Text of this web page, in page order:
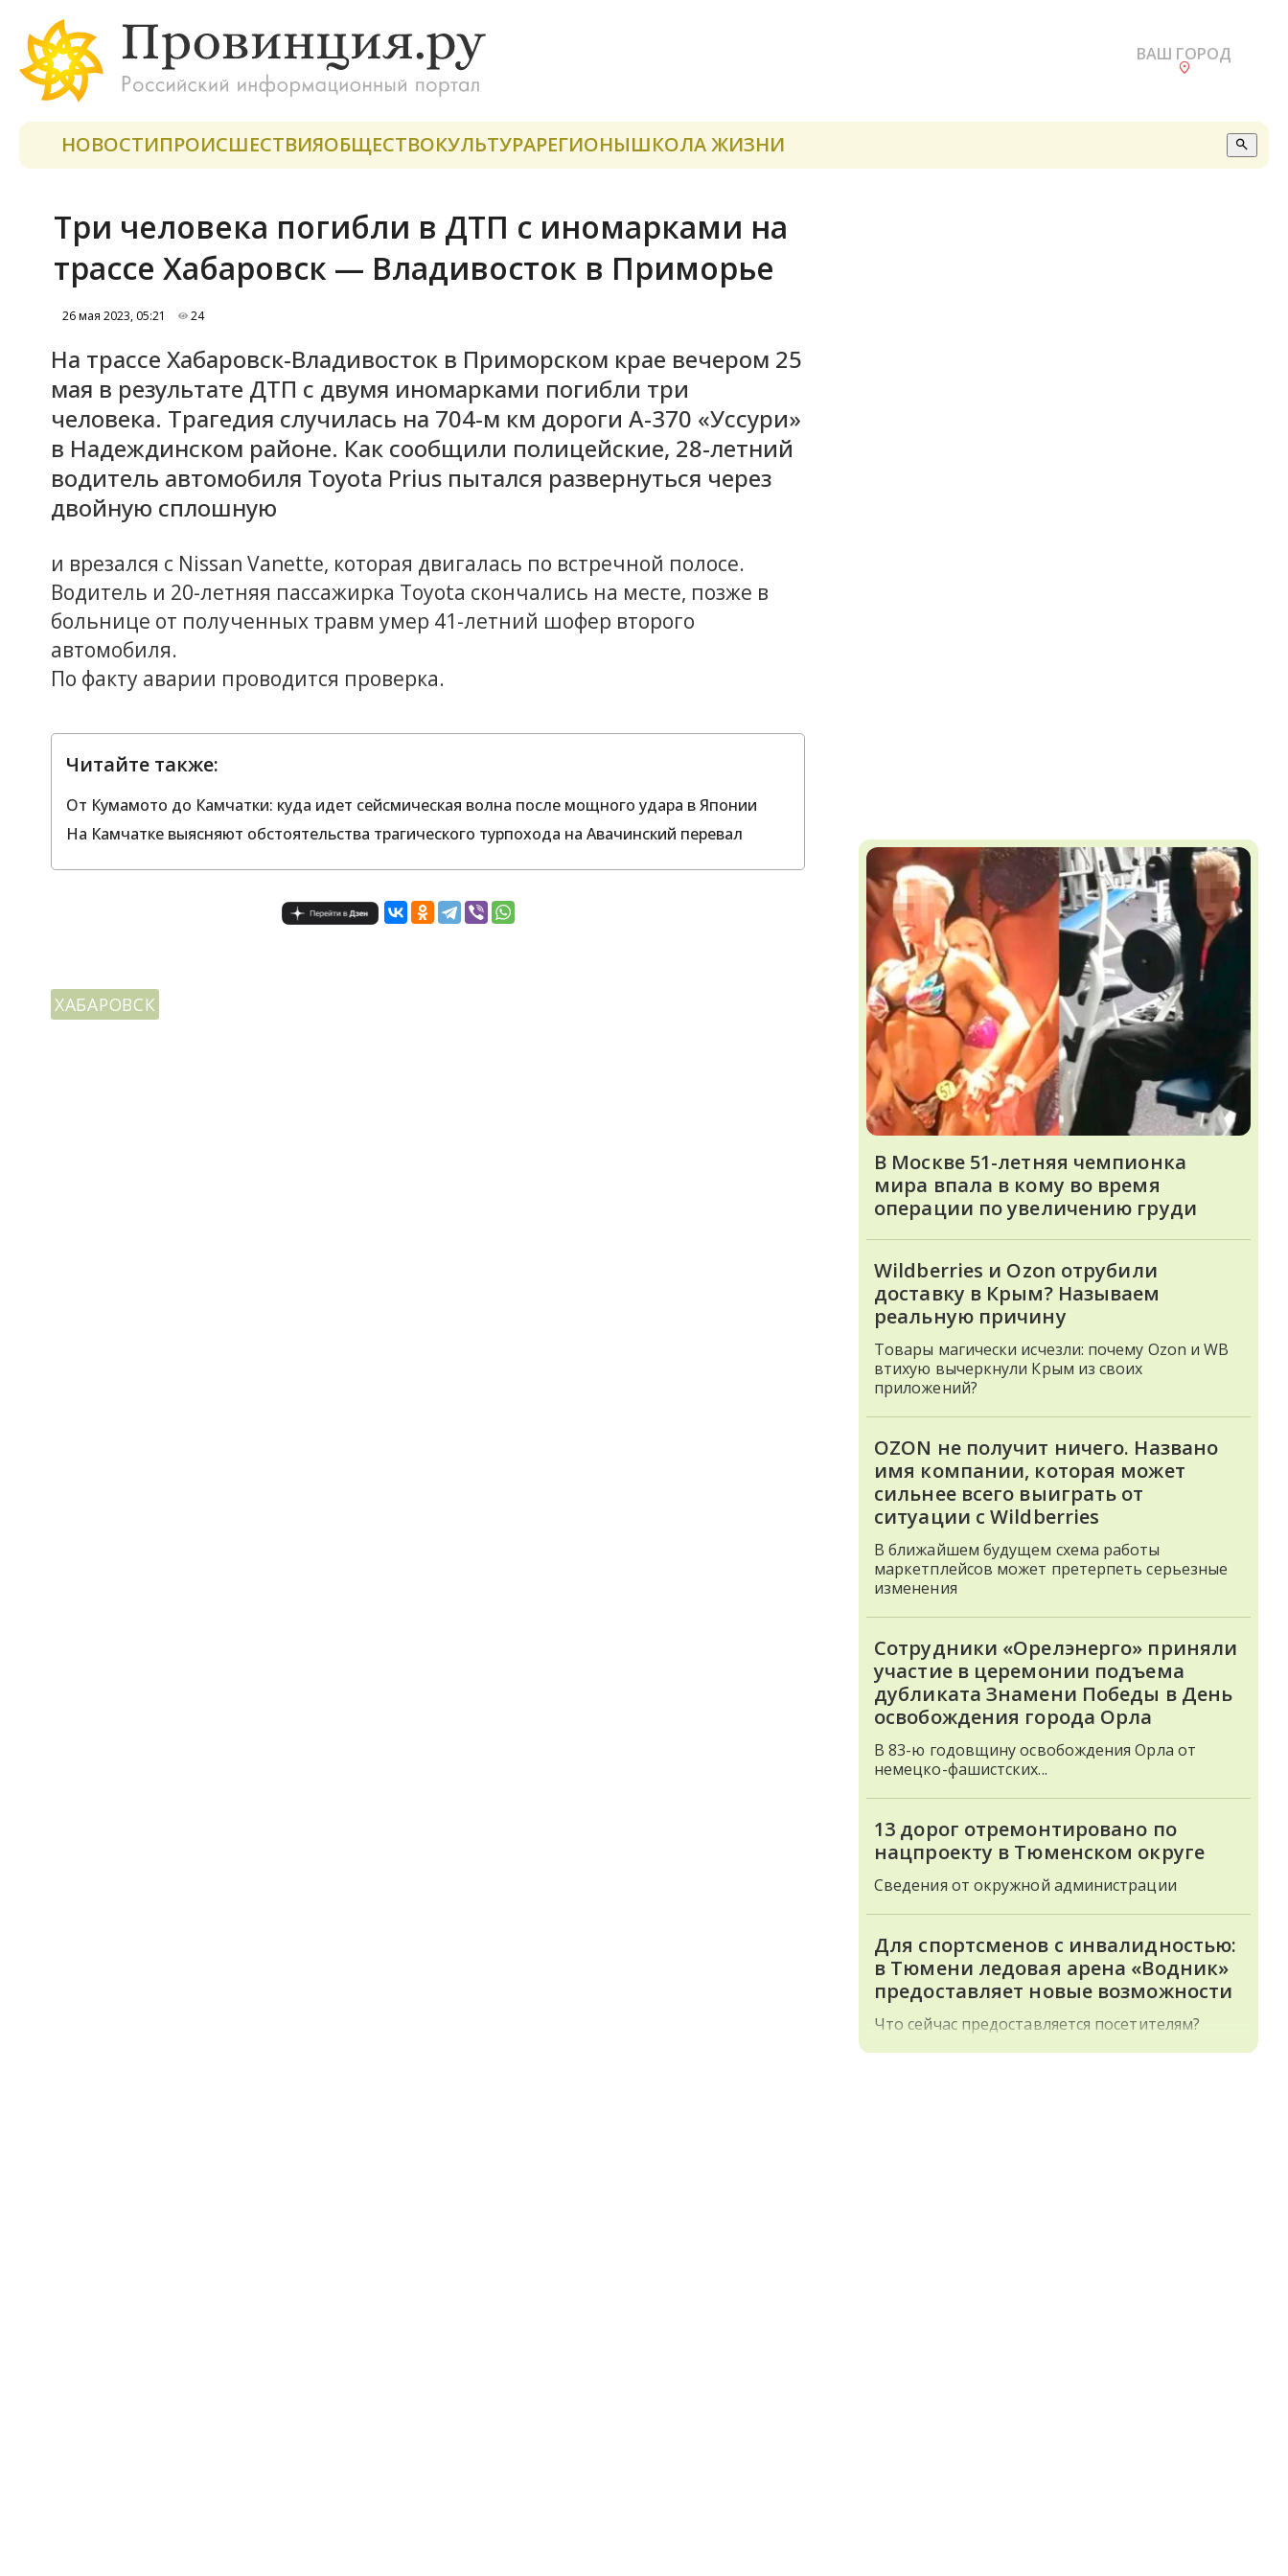
ВАШ ГОРОД
НОВОСТИПРОИСШЕСТВИЯОБЩЕСТВОКУЛЬТУРАРЕГИОНЫШКОЛА ЖИЗНИ
Три человека погибли в ДТП с иномарками на
трассе Хабаровск — Владивосток в Приморье
26 мая 2023, 05:21 24
На трассе Хабаровск-Владивосток в Приморском крае вечером 25
мая в результате ДТП с двумя иномарками погибли три
человека. Трагедия случилась на 704-м км дороги А-370 «Уссури»
в Надеждинском районе. Как сообщили полицейские, 28-летний
водитель автомобиля Toyota Prius пытался развернуться через
двойную сплошную
и врезался с Nissan Vanette, которая двигалась по встречной полосе.
Водитель и 20-летняя пассажирка Toyota скончались на месте, позже в
больнице от полученных травм умер 41-летний шофер второго
автомобиля.
По факту аварии проводится проверка.
Читайте также:
От Кумамото до Камчатки: куда идет сейсмическая волна после мощного удара в Японии
На Камчатке выясняют обстоятельства трагического турпохода на Авачинский перевал
ХАБАРОВСК
В Москве 51-летняя чемпионка
мира впала в кому во время
операции по увеличению груди
Wildberries и Ozon отрубили
доставку в Крым? Называем
реальную причину
Товары магически исчезли: почему Ozon и WB
втихую вычеркнули Крым из своих
приложений?
OZON не получит ничего. Названо
имя компании, которая может
сильнее всего выиграть от
ситуации с Wildberries
В ближайшем будущем схема работы
маркетплейсов может претерпеть серьезные
изменения
Сотрудники «Орелэнерго» приняли
участие в церемонии подъема
дубликата Знамени Победы в День
освобождения города Орла
В 83-ю годовщину освобождения Орла от
немецко-фашистских...
13 дорог отремонтировано по
нацпроекту в Тюменском округе
Сведения от окружной администрации
Для спортсменов с инвалидностью:
в Тюмени ледовая арена «Водник»
предоставляет новые возможности
Что сейчас предоставляется посетителям?